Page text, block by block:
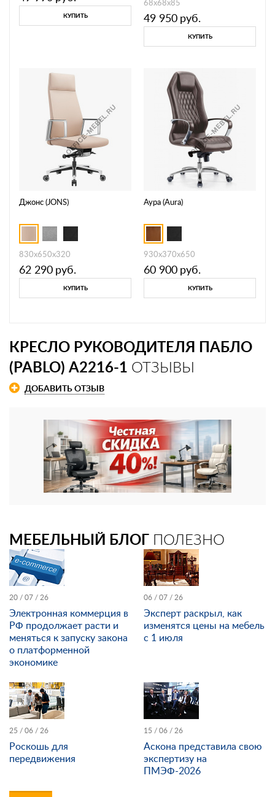
КУПИТЬ
68х68х85
49 950 руб.
КУПИТЬ
Джонс (JONS)
830х650х320
62 290 руб.
КУПИТЬ
Аура (Aura)
930x370x650
60 900 руб.
КУПИТЬ
КРЕСЛО РУКОВОДИТЕЛЯ ПАБЛО
(PABLO) A2216-1 ОТЗЫВЫ
ДОБАВИТЬ ОТЗЫВ
МЕБЕЛЬНЫЙ БЛОГ ПОЛЕЗНО
20 / 07 / 26
Электронная коммерция в
РФ продолжает расти и
меняться к запуску закона
о платформенной
экономике
06 / 07 / 26
Эксперт раскрыл, как
изменятся цены на мебель
с 1 июля
25 / 06 / 26
Роскошь для
передвижения
15 / 06 / 26
Аскона представила свою
экспертизу на
ПМЭФ-2026